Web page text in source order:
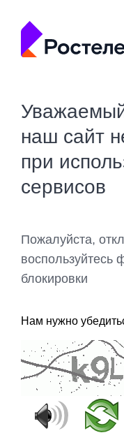
наш сайт
при
сервисов
Пожалуйста,
воспользуйтесь
блокировки
Нам нужно